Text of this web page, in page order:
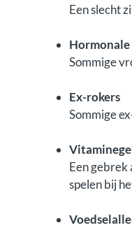
Een slecht
Sommige
Ex-rokers
Sommige
Een gebrek
spelen bij